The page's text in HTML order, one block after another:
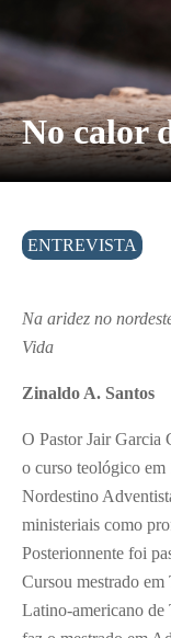
No calor
ENTREVISTA
Na aridez no
Vida
Zinaldo A. Santos
O Pastor Jair Garcia
o curso teológico
Nordestino
ministeriais como
Posterionnente foi
Cursou mestrado
Latino-americano de